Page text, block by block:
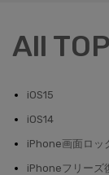
All
iOS15
iOS14
iPhone画面ロッ
iPhoneフリーズ